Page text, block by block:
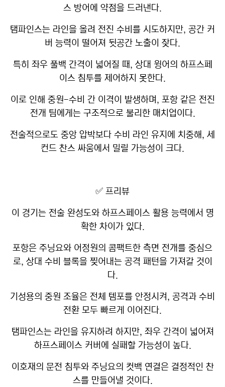
스 방어에 약점을 드러낸다.
탬파인스는 라인을 올려 전진 수비를 시도하지만, 공간 커
버 능력이 떨어져 뒷공간 노출이 잦다.
특히 좌우 풀백 간격이 넓어질 때, 상대 윙어의 하프스페
이스 침투를 제어하지 못한다.
이로 인해 중원-수비 간 이격이 발생하며, 포항 같은 전진
전개 팀에게는 구조적으로 불리한 매치업이다.
전술적으로도 중앙 압박보다 수비 라인 유지에 치중해, 세
컨드 찬스 싸움에서 밀릴 가능성이 크다.
✅ 프리뷰
이 경기는 전술 완성도와 하프스페이스 활용 능력에서 명
확한 차이가 있다.
포항은 주닝요와 어정원의 콤팩트한 측면 전개를 중심으
로, 상대 수비 블록을 찢어내는 공격 패턴을 가져갈 것이
다.
기성용의 중원 조율은 전체 템포를 안정시켜, 공격과 수비
전환 모두 빠르게 이어진다.
탬파인스는 라인을 유지하려 하지만, 좌우 간격이 넓어져
하프스페이스 커버에 실패할 가능성이 높다.
이호재의 문전 침투와 주닝요의 컷백 연결은 결정적인 찬
스를 만들어낼 것이다.